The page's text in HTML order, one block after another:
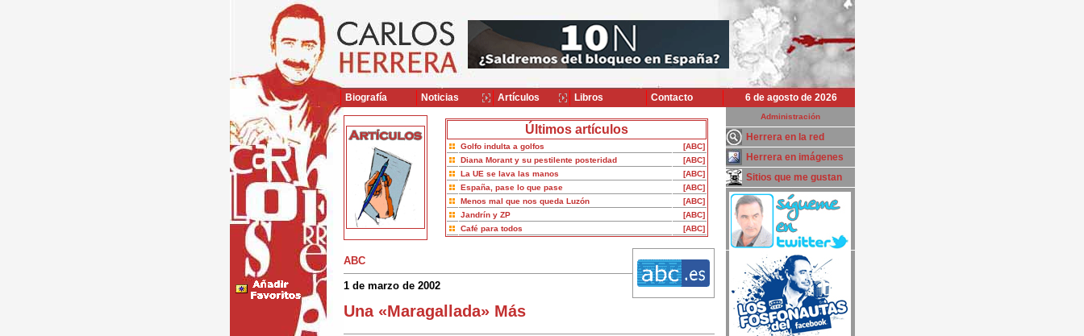
6 de agosto de 2026
Últimos artículos
Golfo indulta a golfos
[ABC]
Diana Morant y su pestilente posteridad
[ABC]
La UE se lava las manos
[ABC]
España, pase lo que pase
[ABC]
Menos mal que nos queda Luzón
[ABC]
Jandrín y ZP
[ABC]
Café para todos
[ABC]
ABC
1 de marzo de 2002
Una «Maragallada» Más
Administración
Herrera en la red
Herrera en imágenes
Sitios que me gustan
Biografía Noticias Artículos Libros Contacto